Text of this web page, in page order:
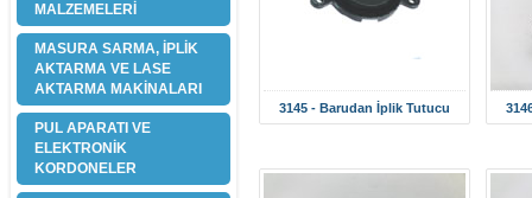
MALZEMELERİ
MASURA SARMA, İPLİK
AKTARMA VE LASE
AKTARMA MAKİNALARI
PUL APARATI VE
ELEKTRONİK
KORDONELER
3145 - Barudan İplik Tutucu